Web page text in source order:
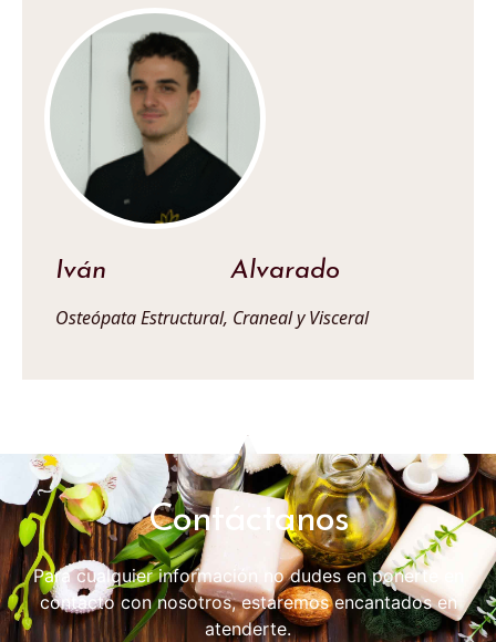
Iván Alvarado
Osteópata Estructural, Craneal y Visceral
Contáctanos
Para cualquier información no dudes en ponerte en
contacto con nosotros, estaremos encantados en
atenderte.